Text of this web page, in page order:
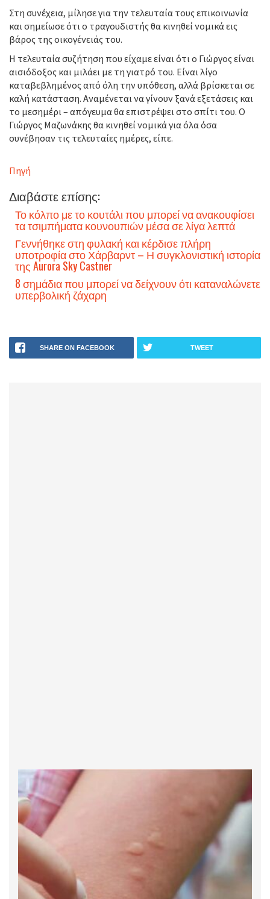
Στη συνέχεια, μίλησε για την τελευταία τους επικοινωνία
και σημείωσε ότι ο τραγουδιστής θα κινηθεί νομικά εις
βάρος της οικογένειάς του.
Η τελευταία συζήτηση που είχαμε είναι ότι ο Γιώργος είναι
αισιόδοξος και μιλάει με τη γιατρό του. Είναι λίγο
καταβεβλημένος από όλη την υπόθεση, αλλά βρίσκεται σε
καλή κατάσταση. Αναμένεται να γίνουν ξανά εξετάσεις και
το μεσημέρι – απόγευμα θα επιστρέψει στο σπίτι του. Ο
Γιώργος Μαζωνάκης θα κινηθεί νομικά για όλα όσα
συνέβησαν τις τελευταίες ημέρες, είπε.
Πηγή
Διαβάστε επίσης:
Το κόλπο με το κουτάλι που μπορεί να ανακουφίσει
τα τσιμπήματα κουνουπιών μέσα σε λίγα λεπτά
Γεννήθηκε στη φυλακή και κέρδισε πλήρη
υποτροφία στο Χάρβαρντ – Η συγκλονιστική ιστορία
της Aurora Sky Castner
8 σημάδια που μπορεί να δείχνουν ότι καταναλώνετε
υπερβολική ζάχαρη
SHARE ON FACEBOOK TWEET